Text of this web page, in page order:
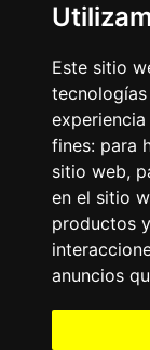
Este sitio
fines: para
sitio web,
en el sitio
productos
anuncios
Noticias
Contacto
Términos y
Directorio